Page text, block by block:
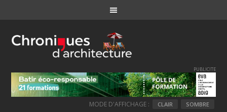
PUBLICITE
MODE D'AFFICHAGE : CLAIR SOMBRE